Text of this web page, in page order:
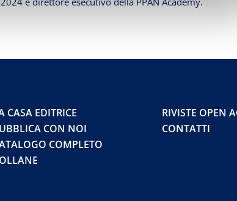
CASA EDITRICE
CON NOI
COMPLETO
RIVISTE OPEN
CONTATTI